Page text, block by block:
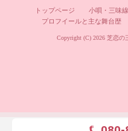
トップページ 小唄・三味
プロフイールと主な舞台歴
Copyright (C) 2026 芝恋の